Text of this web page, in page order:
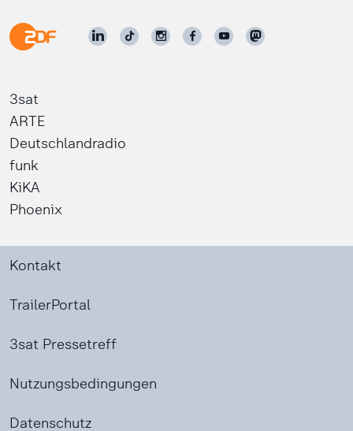
3sat
ARTE
Deutschlandradio
funk
KiKA
Phoenix
Kontakt
TrailerPortal
3sat Pressetreff
Nutzungsbedingungen
Datenschutz